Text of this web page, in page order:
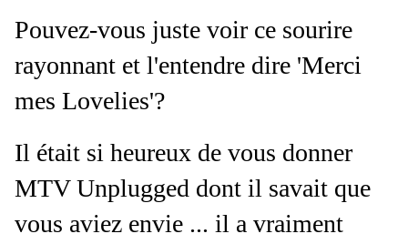
Pouvez-vous juste voir ce sourire
rayonnant et l'entendre dire 'Merci
mes Lovelies'?
Il était si heureux de vous donner
MTV Unplugged dont il savait que
vous aviez envie ... il a vraiment